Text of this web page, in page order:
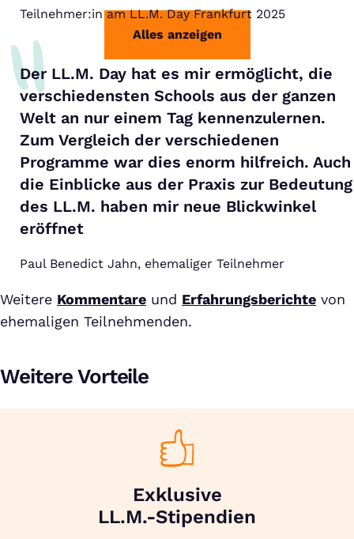
Alles anzeigen
Teilnehmer:in am LL.M. Day Frankfurt 2025
Der LL.M. Day hat es mir ermöglicht, die
verschiedensten Schools aus der ganzen
Welt an nur einem Tag kennenzulernen.
Zum Vergleich der verschiedenen
Programme war dies enorm hilfreich. Auch
die Einblicke aus der Praxis zur Bedeutung
des LL.M. haben mir neue Blickwinkel
eröffnet
Paul Benedict Jahn, ehemaliger Teilnehmer
Weitere Kommentare und Erfahrungsberichte von
ehemaligen Teilnehmenden.
Weitere Vorteile
Exklusive
LL.M.-Stipendien